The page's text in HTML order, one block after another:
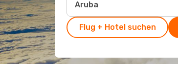
Flug + Hotel suchen